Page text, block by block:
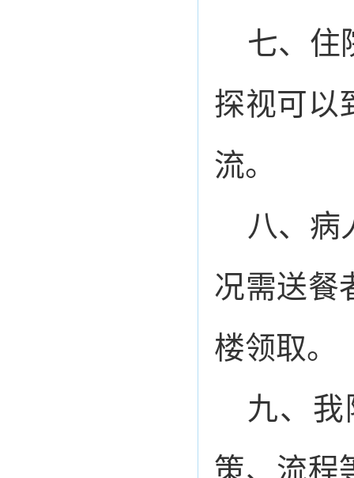
七、住
探视可以
流。
八、病
况需送餐
楼领取。
九、
策、流程